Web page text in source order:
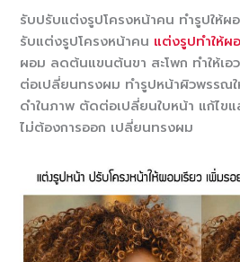
รับปรับแต่งรูปโครงหน้าคน ทำรูปให้ผ
รับแต่งรูปโครงหน้าคน แต่งรูปทำให้ผ
ผอม ลดต้นแขนต้นขา สะโพก ทำให้เ
ต่อเปลี่ยนทรงผม ทำรูปหน้าผิวพรรณ
ดำในภาพ ตัดต่อเปลี่ยนใบหน้า แก้ไข
ไม่ต้องการออก เปลี่ยนทรงผม